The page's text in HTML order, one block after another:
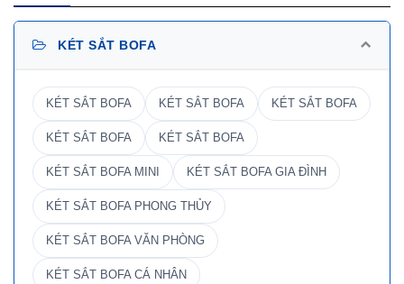
KÉT SẮT BOFA
KÉT SẮT BOFA KÉT SẮT BOFA KÉT SẮT BOFA
KÉT SẮT BOFA KÉT SẮT BOFA
KÉT SẮT BOFA MINI KÉT SẮT BOFA GIA ĐÌNH
KÉT SẮT BOFA PHONG THỦY
KÉT SẮT BOFA VĂN PHÒNG
KÉT SẮT BOFA CÁ NHÂN